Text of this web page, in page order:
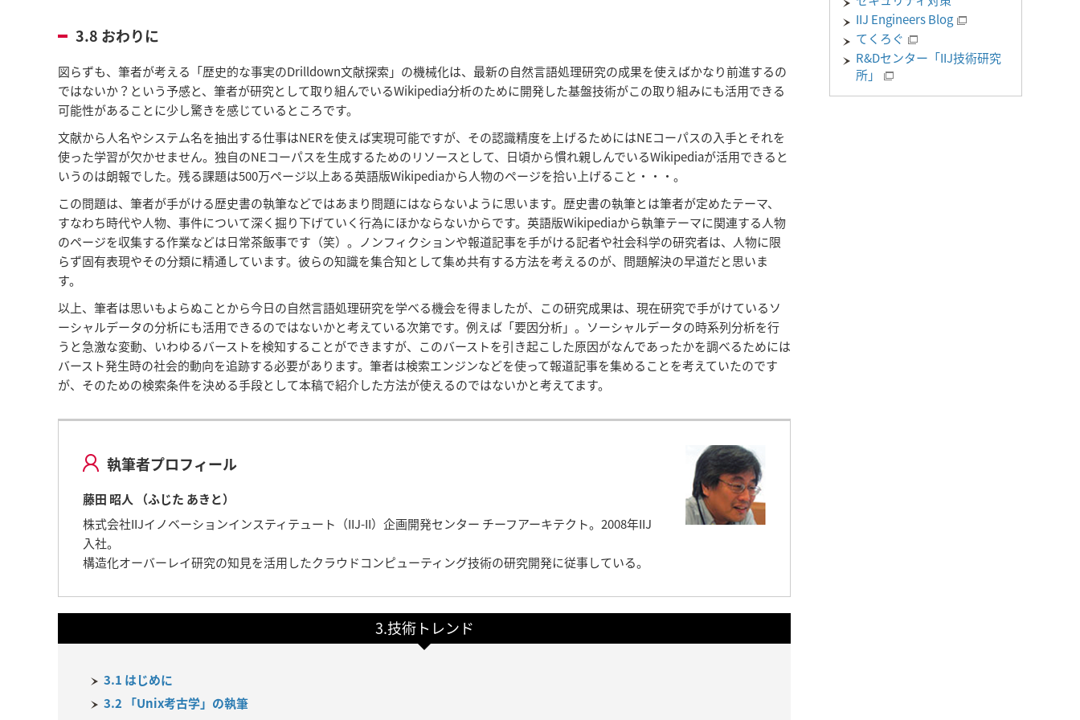
3.8 おわりに
図らずも、筆者が考える「歴史的な事実のDrilldown文献探索」の機械化は、最新の自然言語処理研究の成果を使えばかなり前進するの
ではないか？という予感と、筆者が研究として取り組んでいるWikipedia分析のために開発した基盤技術がこの取り組みにも活用できる
可能性があることに少し驚きを感じているところです。
文献から人名やシステム名を抽出する仕事はNERを使えば実現可能ですが、その認識精度を上げるためにはNEコーパスの入手とそれを
使った学習が欠かせません。独自のNEコーパスを生成するためのリソースとして、日頃から慣れ親しんでいるWikipediaが活用できると
いうのは朗報でした。残る課題は500万ページ以上ある英語版Wikipediaから人物のページを拾い上げること・・・。
この問題は、筆者が手がける歴史書の執筆などではあまり問題にはならないように思います。歴史書の執筆とは筆者が定めたテーマ、
すなわち時代や人物、事件について深く掘り下げていく行為にほかならないからです。英語版Wikipediaから執筆テーマに関連する人物
のページを収集する作業などは日常茶飯事です（笑）。ノンフィクションや報道記事を手がける記者や社会科学の研究者は、人物に限
らず固有表現やその分類に精通しています。彼らの知識を集合知として集め共有する方法を考えるのが、問題解決の早道だと思いま
す。
以上、筆者は思いもよらぬことから今日の自然言語処理研究を学べる機会を得ましたが、この研究成果は、現在研究で手がけているソ
ーシャルデータの分析にも活用できるのではないかと考えている次第です。例えば「要因分析」。ソーシャルデータの時系列分析を行
うと急激な変動、いわゆるバーストを検知することができますが、このバーストを引き起こした原因がなんであったかを調べるためには
バースト発生時の社会的動向を追跡する必要があります。筆者は検索エンジンなどを使って報道記事を集めることを考えていたのです
が、そのための検索条件を決める手段として本稿で紹介した方法が使えるのではないかと考えてます。
執筆者プロフィール
藤田 昭人 （ふじた あきと）
株式会社IIJイノベーションインスティテュート（IIJ-II）企画開発センター チーフアーキテクト。2008年IIJ
入社。
構造化オーバーレイ研究の知見を活用したクラウドコンピューティング技術の研究開発に従事している。
3.技術トレンド
3.1 はじめに
3.2 「Unix考古学」の執筆
IIJ Engineers Blog
てくろぐ
R&Dセンター「IIJ技術研究
所」